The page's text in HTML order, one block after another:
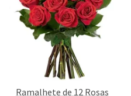
Ramalhete de 12 Rosas